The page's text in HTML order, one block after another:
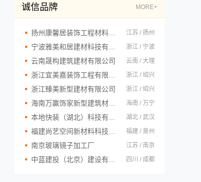
诚信品牌 MORE+
江苏 / 扬州
浙江 / 宁波
云南晟构建筑建材有限公司 云南 / 大理
浙江 / 绍兴
浙江臻美新型建材有限公司 浙江 / 绍兴
海南 / 万宁
湖北 / 武汉
福建 / 泉州
南京玻璃镜子加工厂 江苏 / 南京
四川 / 成都